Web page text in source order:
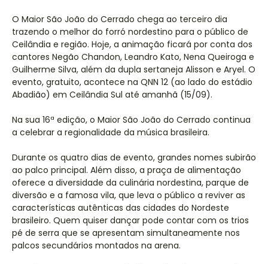
O Maior São João do Cerrado chega ao terceiro dia
trazendo o melhor do forró nordestino para o público de
Ceilândia e região. Hoje, a animação ficará por conta dos
cantores Negão Chandon, Leandro Kato, Nena Queiroga e
Guilherme Silva, além da dupla sertaneja Alisson e Aryel. O
evento, gratuito, acontece na QNN 12 (ao lado do estádio
Abadião) em Ceilândia Sul até amanhã (15/09).
Na sua 16ª edição, o Maior São João do Cerrado continua
a celebrar a regionalidade da música brasileira.
Durante os quatro dias de evento, grandes nomes subirão
ao palco principal. Além disso, a praça de alimentação
oferece a diversidade da culinária nordestina, parque de
diversão e a famosa vila, que leva o público a reviver as
características autênticas das cidades do Nordeste
brasileiro. Quem quiser dançar pode contar com os trios
pé de serra que se apresentam simultaneamente nos
palcos secundários montados na arena.